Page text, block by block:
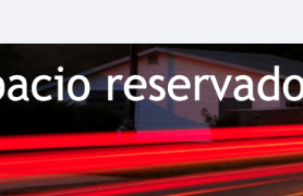
Ultimo